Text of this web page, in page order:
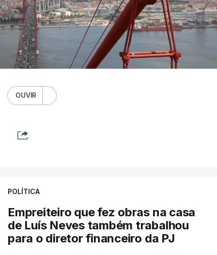
OUVIR
POLÍTICA
Empreiteiro que fez obras na casa
de Luís Neves também trabalhou
para o diretor financeiro da PJ